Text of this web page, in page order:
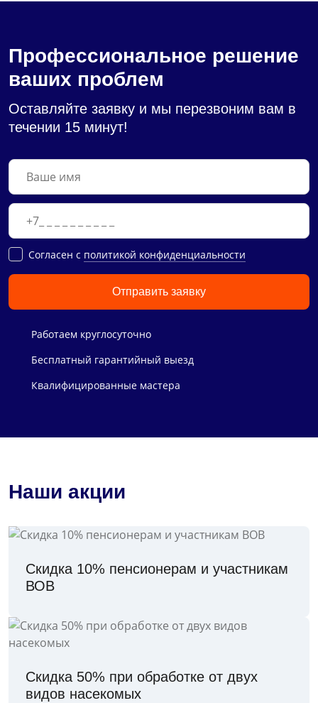
Профессиональное решение
ваших проблем
Оставляйте заявку и мы перезвоним вам в
течении 15 минут!
Cогласен с политикой конфиденциальности
Отправить заявку
Работаем круглосуточно
Бесплатный гарантийный выезд
Квалифицированные мастера
Наши акции
Скидка 10% пенсионерам и участникам
ВОВ
Скидка 50% при обработке от двух
видов насекомых